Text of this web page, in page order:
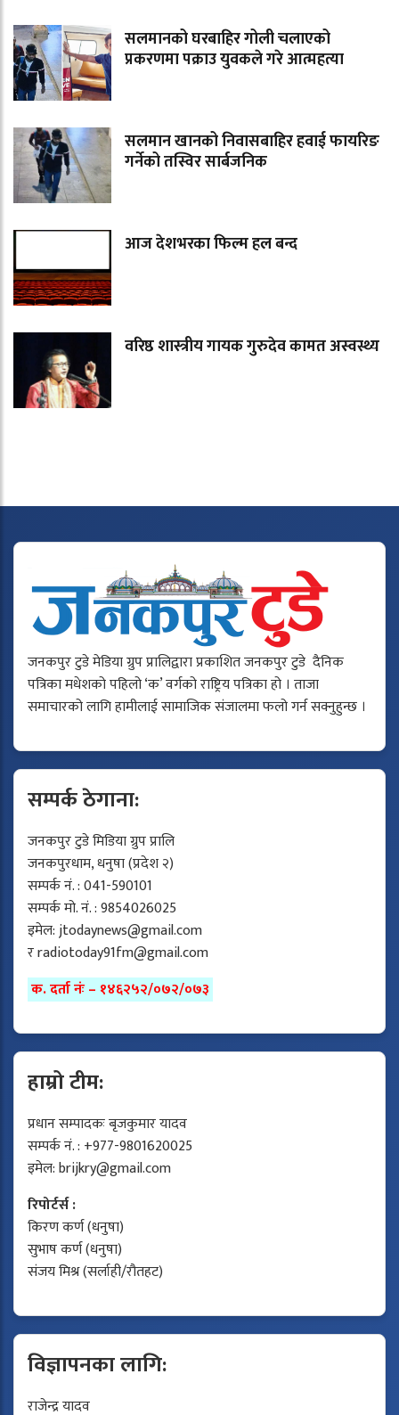
सलमानको घरबाहिर गोली चलाएको
प्रकरणमा पक्राउ युवकले गरे आत्महत्या
सलमान खानको निवासबाहिर हवाई फायरिङ
गर्नेको तस्विर सार्बजनिक
आज देशभरका फिल्म हल बन्द
वरिष्ठ शास्त्रीय गायक गुरुदेव कामत अस्वस्थ्य
जनकपुर टुडे मेडिया ग्रुप प्रालिद्वारा प्रकाशित जनकपुर टुडे दैनिक
पत्रिका मधेशको पहिलो ‘क’ वर्गको राष्ट्रिय पत्रिका हो । ताजा
समाचारको लागि हामीलाई सामाजिक संजालमा फलो गर्न सक्नुहुन्छ ।
सम्पर्क ठेगाना:
जनकपुर टुडे मिडिया ग्रुप प्रालि
जनकपुरधाम, धनुषा (प्रदेश २)
सम्पर्क नं. : 041-590101
सम्पर्क मो. नं. : 9854026025
इमेल:jtodaynews@gmail.com
रradiotoday91fm@gmail.com
क. दर्ता नंः – १४६२५२/०७२/०७३
हाम्रो टीम:
प्रधान सम्पादकः बृजकुमार यादव
सम्पर्क नं. : +977-9801620025
इमेल:brijkry@gmail.com
रिपोर्टर्स :
किरण कर्ण (धनुषा)
सुभाष कर्ण (धनुषा)
संजय मिश्र (सर्लाही/रौतहट)
विज्ञापनका लागि:
राजेन्द्र यादव